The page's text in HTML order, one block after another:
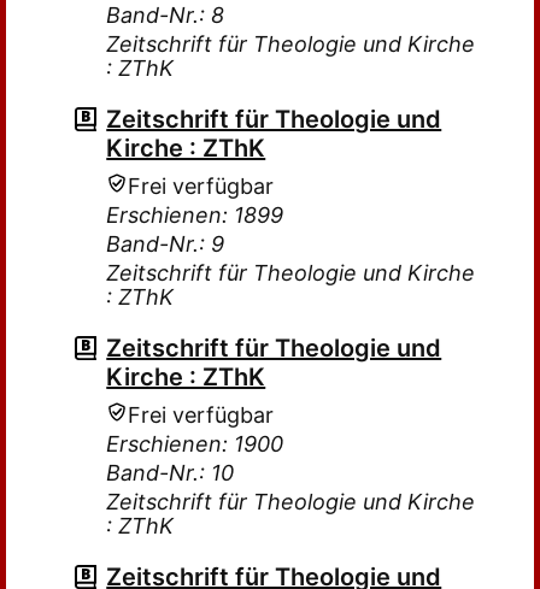
Band-Nr.: 8
Zeitschrift für Theologie und Kirche
: ZThK
Zeitschrift für Theologie und
Kirche : ZThK
Frei verfügbar
Erschienen: 1899
Band-Nr.: 9
Zeitschrift für Theologie und Kirche
: ZThK
Zeitschrift für Theologie und
Kirche : ZThK
Frei verfügbar
Erschienen: 1900
Band-Nr.: 10
Zeitschrift für Theologie und Kirche
: ZThK
Zeitschrift für Theologie und